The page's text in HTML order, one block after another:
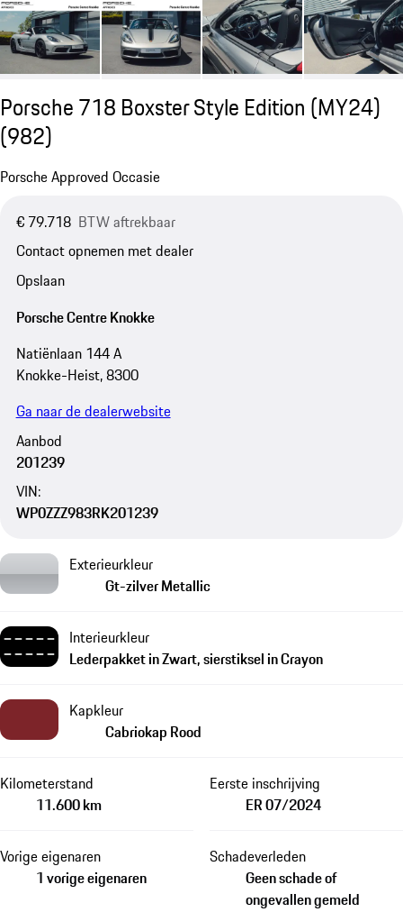
Porsche 718 Boxster Style Edition (MY24)
(982)
Porsche Approved Occasie
€ 79.718 BTW aftrekbaar
Contact opnemen met dealer
Opslaan
Porsche Centre Knokke
Natiënlaan 144 A
Knokke-Heist, 8300
Ga naar de dealerwebsite
Aanbod
201239
VIN:
WP0ZZZ983RK201239
Exterieurkleur
Gt-zilver Metallic
Interieurkleur
Lederpakket in Zwart, sierstiksel in Crayon
Kapkleur
Cabriokap Rood
Kilometerstand
11.600 km
Eerste inschrijving
ER 07/2024
Vorige eigenaren
1 vorige eigenaren
Schadeverleden
Geen schade of
ongevallen gemeld